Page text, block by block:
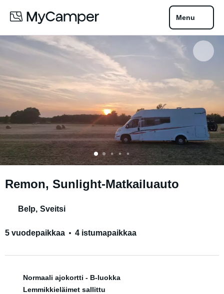
Menu
Remon, Sunlight-Matkailuauto
Belp, Sveitsi
5 vuodepaikkaa 4 istumapaikkaa
Normaali ajokortti - B-luokka
Lemmikkieläimet sallittu